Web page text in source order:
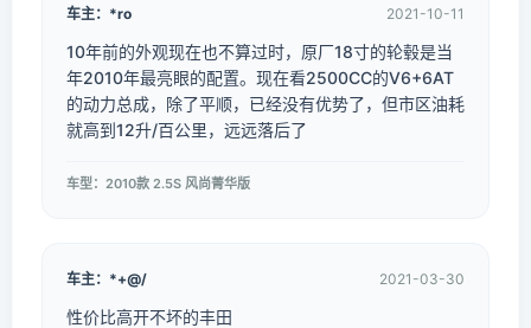
车主：*ro 2021-10-11
10年前的外观现在也不算过时，原厂18寸的轮毂是当
年2010年最亮眼的配置。现在看2500CC的V6+6AT
的动力总成，除了平顺，已经没有优势了，但市区油耗
就高到12升/百公里，远远落后了
车型：2010款 2.5S 风尚菁华版
车主：*+@/ 2021-03-30
性价比高开不坏的丰田